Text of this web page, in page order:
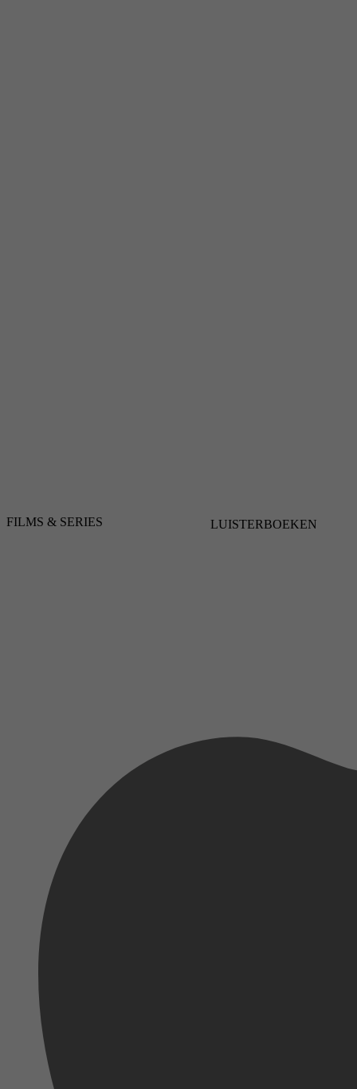
FILMS & SERIES LUISTERBOEKEN